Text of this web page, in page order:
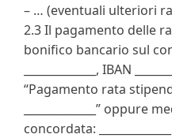
– … (eventuali ulteriori
2.3 Il pagamento delle
bonifico bancario sul
_____________, IBAN
“Pagamento rata
_____________”
concordata: